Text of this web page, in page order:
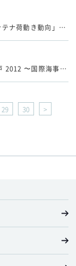
2012年8月の「日本・アジア／米国間のコンテナ荷動き動向」速報値を掲載しました。
「第12回 海事・観光立国フォーラム in 神戸 2012 〜国際海事・観光都市 神戸の発展〜」の講演録を掲載しました。
29 30 >